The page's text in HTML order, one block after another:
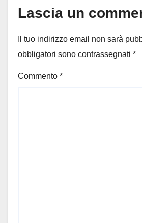
Lascia un
Il tuo indirizzo email non sarà
obbligatori sono contrassegnati *
Commento *